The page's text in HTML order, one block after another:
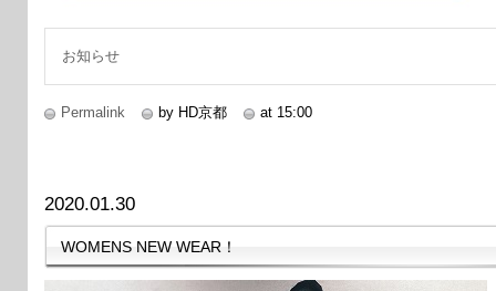
お知らせ
Permalink by HD京都 at 15:00
2020.01.30
WOMENS NEW WEAR！